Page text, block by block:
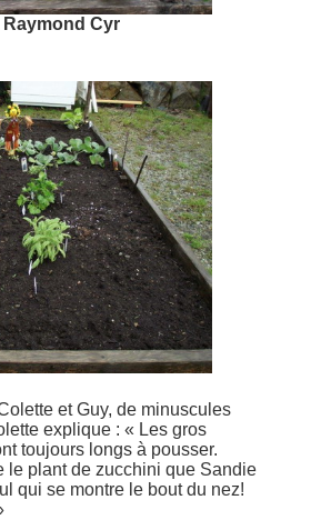
Raymond Cyr
et Guy, de minuscules
explique : « Les gros
toujours longs à pousser.
le plant de zucchini que Sandie
qui se montre le bout du nez!